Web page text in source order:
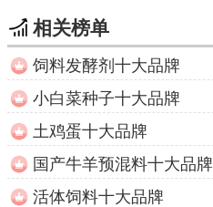
相关榜单
饲料发酵剂十大品牌
小白菜种子十大品牌
土鸡蛋十大品牌
国产牛羊预混料十大品牌
活体饲料十大品牌